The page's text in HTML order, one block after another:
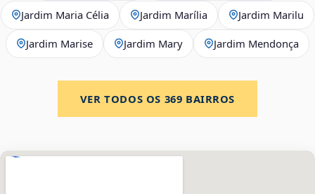
Jardim Maria Célia Jardim Marília Jardim Marilu
Jardim Marise Jardim Mary Jardim Mendonça
VER TODOS OS 369 BAIRROS